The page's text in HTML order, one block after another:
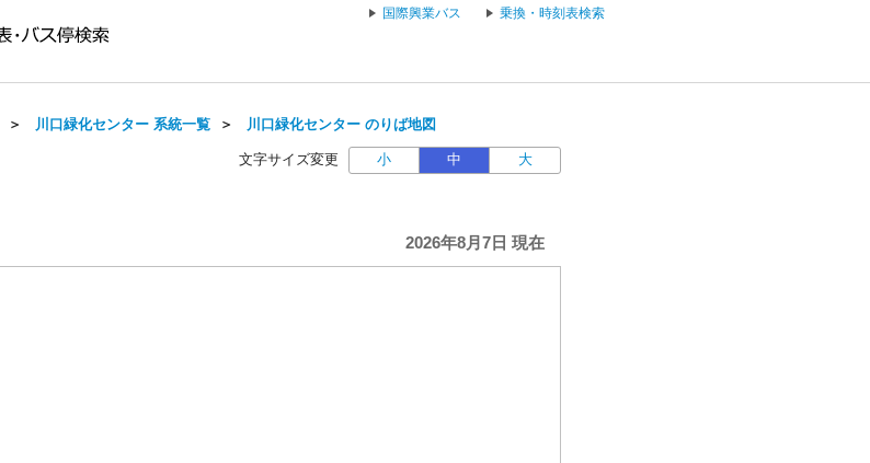
国際興業バス 乗換・時刻表検索
＞ 川口緑化センター 系統一覧 ＞ 川口緑化センター のりば地図
文字サイズ変更 小 中 大
2026年8月7日 現在